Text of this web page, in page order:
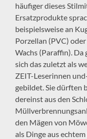
häufiger dieses
Ersatzprodukte
beispielsweise an
Porzellan (PVC)
Wachs (Paraffin).
sich das zuletzt als
ZEIT-Leserinnen
gebildet. Sie dürften
dereinst aus den
den Mägen von
als Dinge aus echtem